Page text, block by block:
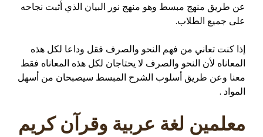
عن طريق منهج مبسط وهو منهج نور البيان الذي أثبت نجاحه
على جميع الطلاب.
إذا كنت تعاني من فهم النحو والصرف فقل وداعا لكل هذه
المعاناه لأن النحو والصرف لا يحتاجان لكل هذه المعاناه فقط
معنا وعن طريق أسلوب الشرح المبسط سيصبحان من أسهل
المواد .
معلمين لغة عربية وقرآن كريم